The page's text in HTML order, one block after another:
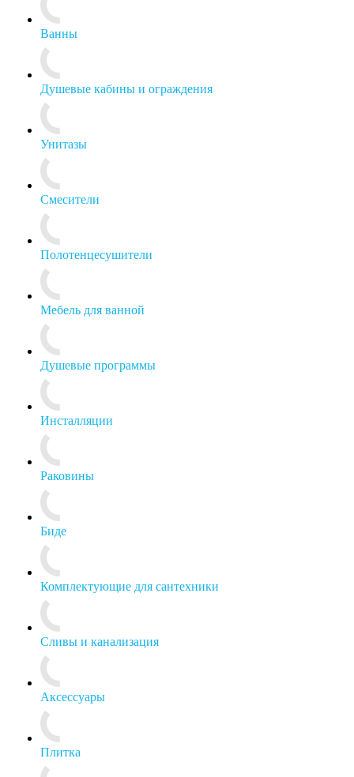
Ванны
Душевые кабины и ограждения
Унитазы
Смесители
Полотенцесушители
Мебель для ванной
Душевые программы
Инсталляции
Раковины
Биде
Комплектующие для сантехники
Сливы и канализация
Аксессуары
Плитка